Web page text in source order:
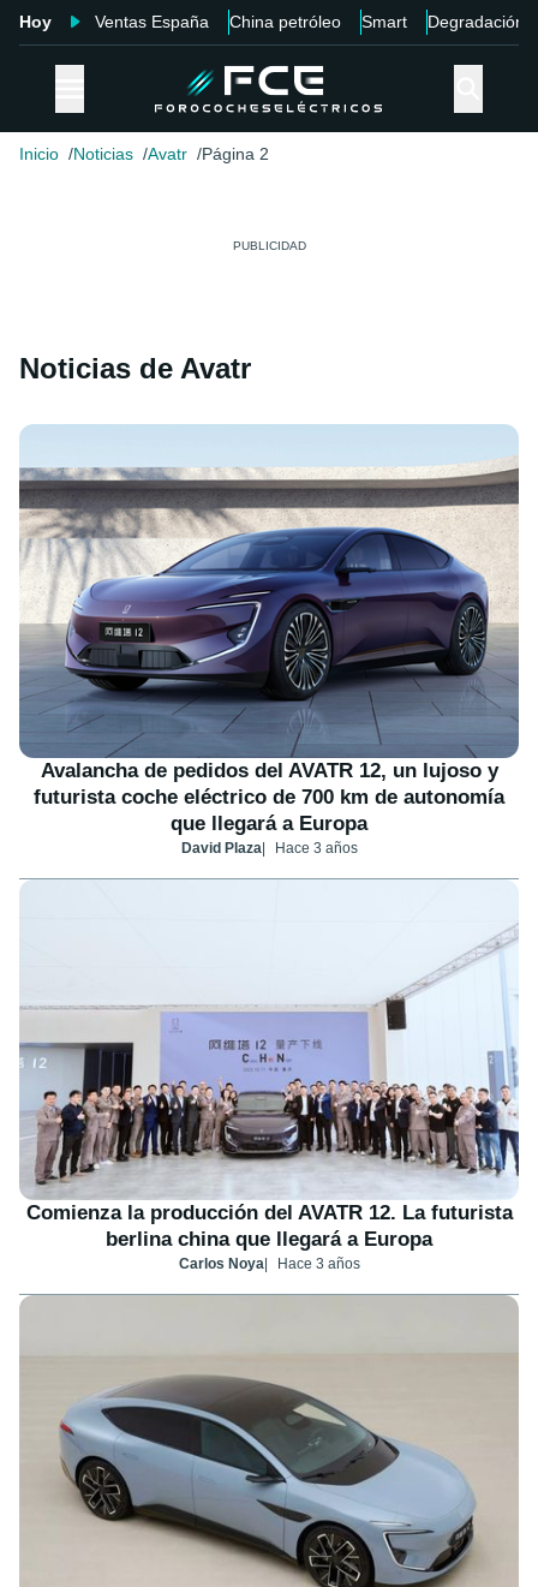
Hoy Ventas España China petróleo Smart Degradación
Inicio Noticias Avatr Página 2
Noticias de Avatr
Avalancha de pedidos del AVATR 12, un lujoso y
futurista coche eléctrico de 700 km de autonomía
que llegará a Europa
David Plaza Hace 3 años
Comienza la producción del AVATR 12. La futurista
berlina china que llegará a Europa
Carlos Noya Hace 3 años